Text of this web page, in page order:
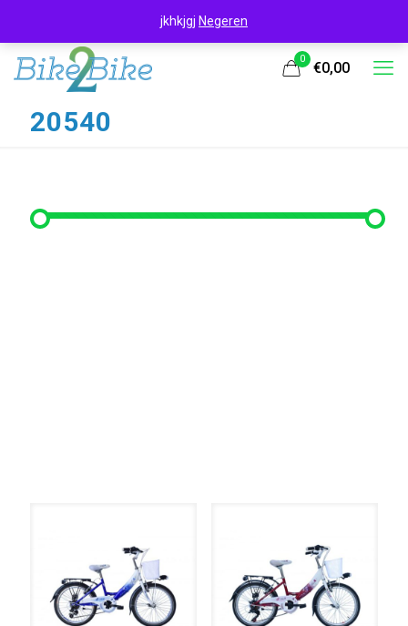
0
€0,00
20540
jkhkjgj Negeren